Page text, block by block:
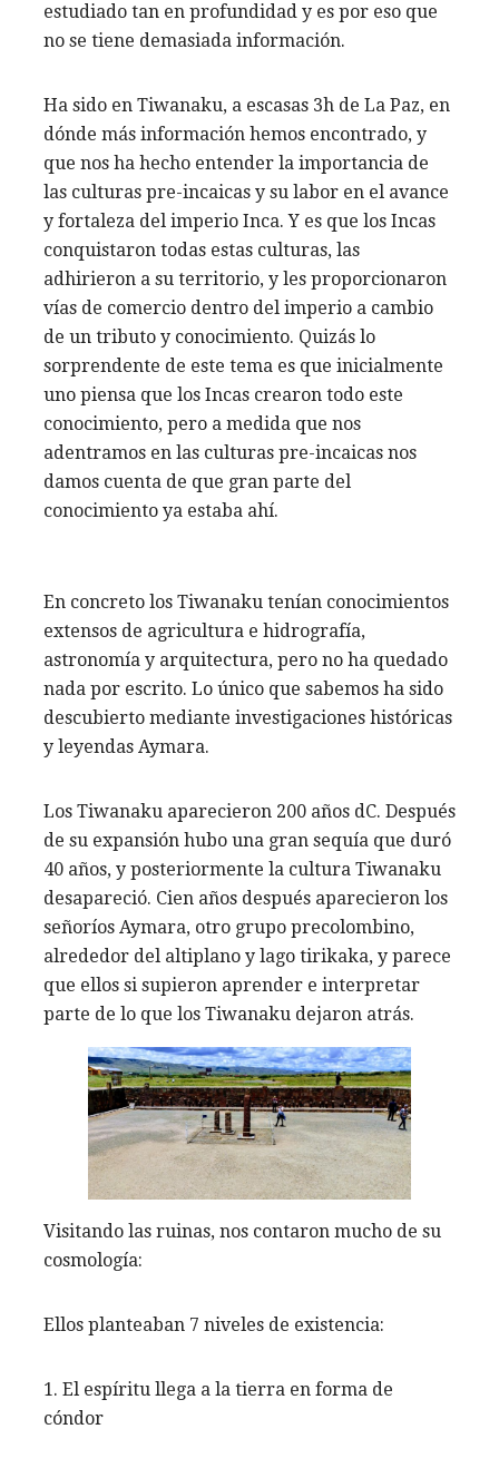
estudiado tan en profundidad y es por eso que
no se tiene demasiada información.
Ha sido en Tiwanaku, a escasas 3h de La Paz, en
dónde más información hemos encontrado, y
que nos ha hecho entender la importancia de
las culturas pre-incaicas y su labor en el avance
y fortaleza del imperio Inca. Y es que los Incas
conquistaron todas estas culturas, las
adhirieron a su territorio, y les proporcionaron
vías de comercio dentro del imperio a cambio
de un tributo y conocimiento. Quizás lo
sorprendente de este tema es que inicialmente
uno piensa que los Incas crearon todo este
conocimiento, pero a medida que nos
adentramos en las culturas pre-incaicas nos
damos cuenta de que gran parte del
conocimiento ya estaba ahí.
En concreto los Tiwanaku tenían conocimientos
extensos de agricultura e hidrografía,
astronomía y arquitectura, pero no ha quedado
nada por escrito. Lo único que sabemos ha sido
descubierto mediante investigaciones históricas
y leyendas Aymara.
Los Tiwanaku aparecieron 200 años dC. Después
de su expansión hubo una gran sequía que duró
40 años, y posteriormente la cultura Tiwanaku
desapareció. Cien años después aparecieron los
señoríos Aymara, otro grupo precolombino,
alrededor del altiplano y lago tirikaka, y parece
que ellos si supieron aprender e interpretar
parte de lo que los Tiwanaku dejaron atrás.
Visitando las ruinas, nos contaron mucho de su
cosmología:
Ellos planteaban 7 niveles de existencia:
1. El espíritu llega a la tierra en forma de
cóndor